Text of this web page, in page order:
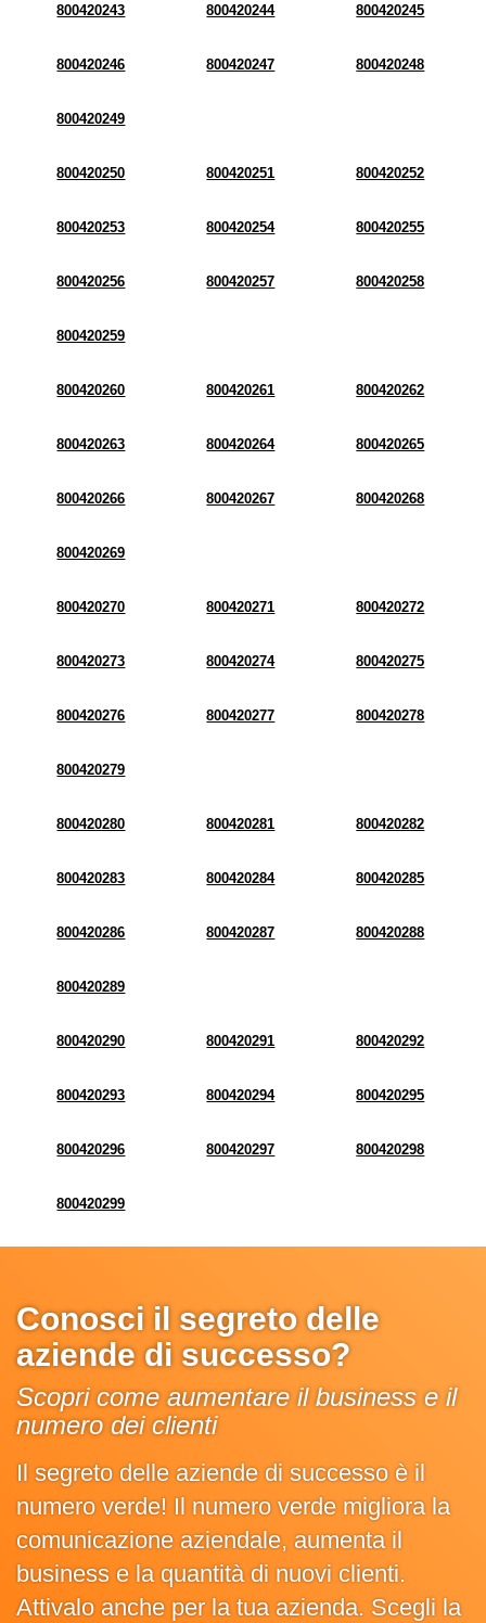
800420243 800420244 800420245
800420246 800420247 800420248
800420249
800420250 800420251 800420252
800420253 800420254 800420255
800420256 800420257 800420258
800420259
800420260 800420261 800420262
800420263 800420264 800420265
800420266 800420267 800420268
800420269
800420270 800420271 800420272
800420273 800420274 800420275
800420276 800420277 800420278
800420279
800420280 800420281 800420282
800420283 800420284 800420285
800420286 800420287 800420288
800420289
800420290 800420291 800420292
800420293 800420294 800420295
800420296 800420297 800420298
800420299
Conosci il segreto delle
aziende di successo?
Scopri come aumentare il business e il
numero dei clienti
Il segreto delle aziende di successo è il
numero verde! Il numero verde migliora la
comunicazione aziendale, aumenta il
business e la quantità di nuovi clienti.
Attivalo anche per la tua azienda. Scegli la